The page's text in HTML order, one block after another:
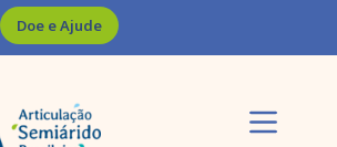
Doe e Ajude